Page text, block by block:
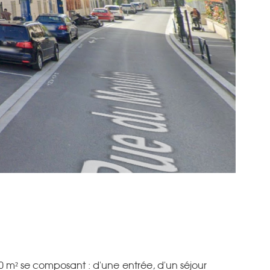
se composant : d'une entrée, d'un séjour